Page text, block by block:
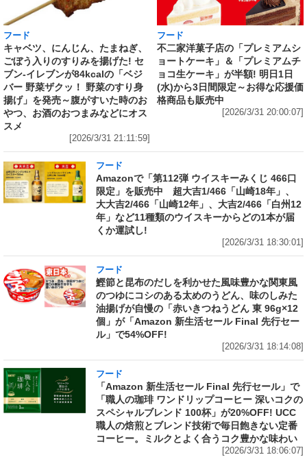
フード
キャベツ、にんじん、たまねぎ、
ごぼう入りのすりみを揚げた! セ
ブン‐イレブンが84kcalの「ベジ
バー 野菜ザクッ！ 野菜のすり身
揚げ」を発売～腹がすいた時のお
やつ、お酒のおつまみなどにオス
スメ
[2026/3/31 21:11:59]
フード
不二家洋菓子店の「プレミアムシ
ョートケーキ」＆「プレミアムチ
ョコ生ケーキ」が半額! 明日1日
(水)から3日間限定～お得な応援価
格商品も販売中
[2026/3/31 20:00:07]
フード
Amazonで「第112弾 ウイスキーみくじ 466口
限定」を販売中 超大吉1/466「山崎18年」、
大大吉2/466「山崎12年」、大吉2/466「白州12
年」など11種類のウイスキーからどの1本が届
くか運試し!
[2026/3/31 18:30:01]
フード
鰹節と昆布のだしを利かせた風味豊かな関東風
のつゆにコシのある太めのうどん、味のしみた
油揚げが自慢の「赤いきつねうどん 東 96g×12
個」が「Amazon 新生活セール Final 先行セー
ル」で54%OFF!
[2026/3/31 18:14:08]
フード
「Amazon 新生活セール Final 先行セール」で
「職人の珈琲 ワンドリップコーヒー 深いコクの
スペシャルブレンド 100杯」が20%OFF! UCC
職人の焙煎とブレンド技術で毎日飽きない定番
コーヒー。ミルクとよく合うコク豊かな味わい
[2026/3/31 18:06:07]